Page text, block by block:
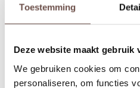
Toestemming
Deze website maakt gebruik
We gebruiken cookies om
personaliseren, om functies
Tops
Jumpsuites
Hoodies
Underwear
Jassen
Tracksuits
Hillside The Label
Black